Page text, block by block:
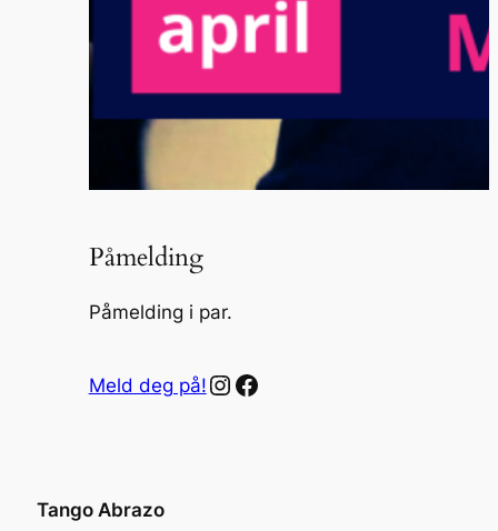
Påmelding
Påmelding i par.
Meld deg på!Instagram Facebook
Tango Abrazo